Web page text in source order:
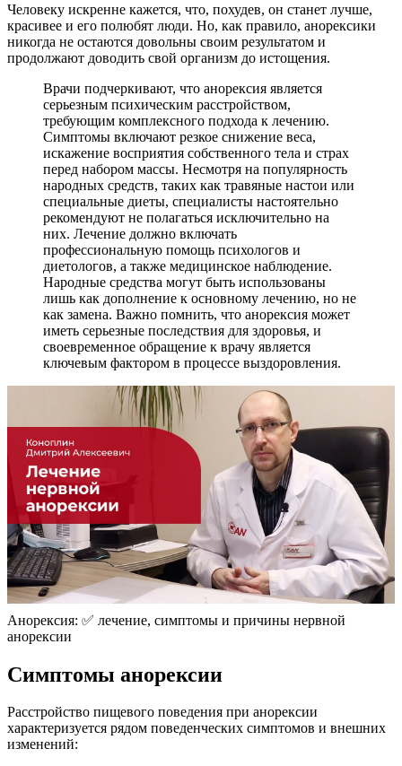
Человеку искренне кажется, что, похудев, он станет лучше,
красивее и его полюбят люди. Но, как правило, анорексики
никогда не остаются довольны своим результатом и
продолжают доводить свой организм до истощения.
Врачи подчеркивают, что анорексия является
серьезным психическим расстройством,
требующим комплексного подхода к лечению.
Симптомы включают резкое снижение веса,
искажение восприятия собственного тела и страх
перед набором массы. Несмотря на популярность
народных средств, таких как травяные настои или
специальные диеты, специалисты настоятельно
рекомендуют не полагаться исключительно на
них. Лечение должно включать
профессиональную помощь психологов и
диетологов, а также медицинское наблюдение.
Народные средства могут быть использованы
лишь как дополнение к основному лечению, но не
как замена. Важно помнить, что анорексия может
иметь серьезные последствия для здоровья, и
своевременное обращение к врачу является
ключевым фактором в процессе выздоровления.
Анорексия: ✅ лечение, симптомы и причины нервной
анорексии
Симптомы анорексии
Расстройство пищевого поведения при анорексии
характеризуется рядом поведенческих симптомов и внешних
изменений: